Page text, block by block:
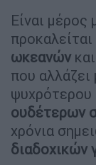
Είναι μέρος
ωκεανών
που αλλάζει
ουδέτερων
χρόνια
διαδοχικών